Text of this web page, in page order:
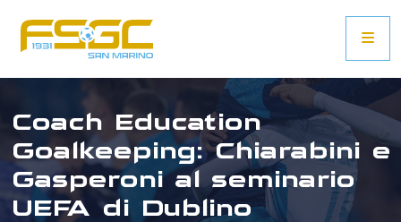
Coach Education
Goalkeeping: Chiarabini e
Gasperoni al seminario
UEFA di Dublino